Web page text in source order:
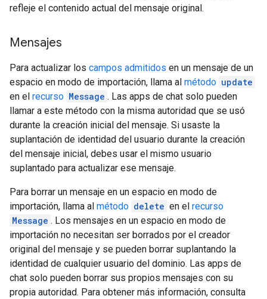
refleje el contenido actual del mensaje original.
Mensajes
Para actualizar los campos admitidos en un mensaje de un
espacio en modo de importación, llama al método update
en el recurso Message . Las apps de chat solo pueden
llamar a este método con la misma autoridad que se usó
durante la creación inicial del mensaje. Si usaste la
suplantación de identidad del usuario durante la creación
del mensaje inicial, debes usar el mismo usuario
suplantado para actualizar ese mensaje.
Para borrar un mensaje en un espacio en modo de
importación, llama al método delete en el recurso
Message . Los mensajes en un espacio en modo de
importación no necesitan ser borrados por el creador
original del mensaje y se pueden borrar suplantando la
identidad de cualquier usuario del dominio. Las apps de
chat solo pueden borrar sus propios mensajes con su
propia autoridad. Para obtener más información, consulta